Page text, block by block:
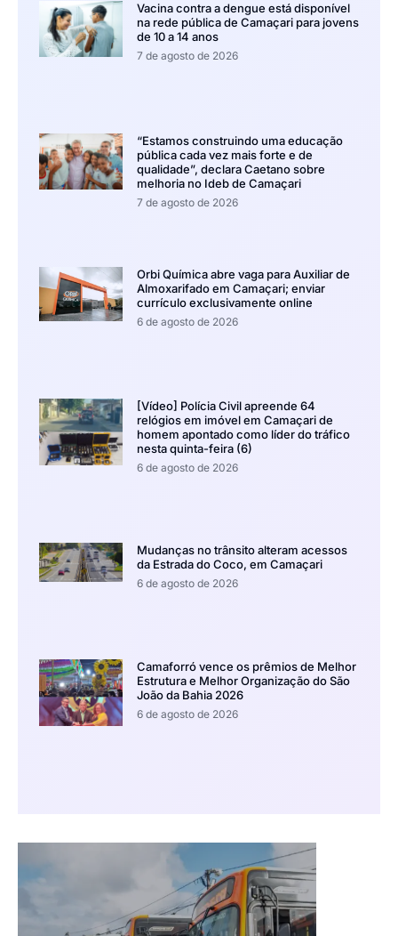
Vacina contra a dengue está disponível
na rede pública de Camaçari para jovens
de 10 a 14 anos
7 de agosto de 2026
“Estamos construindo uma educação
pública cada vez mais forte e de
qualidade”, declara Caetano sobre
melhoria no Ideb de Camaçari
7 de agosto de 2026
Orbi Química abre vaga para Auxiliar de
Almoxarifado em Camaçari; enviar
currículo exclusivamente online
6 de agosto de 2026
[Vídeo] Polícia Civil apreende 64
relógios em imóvel em Camaçari de
homem apontado como líder do tráfico
nesta quinta-feira (6)
6 de agosto de 2026
Mudanças no trânsito alteram acessos
da Estrada do Coco, em Camaçari
6 de agosto de 2026
Camaforró vence os prêmios de Melhor
Estrutura e Melhor Organização do São
João da Bahia 2026
6 de agosto de 2026